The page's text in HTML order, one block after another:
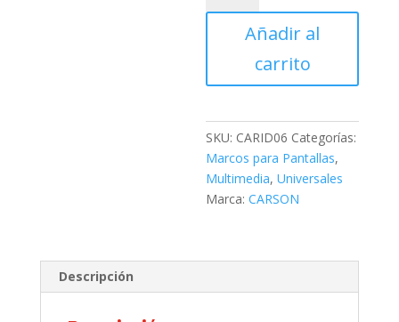
9"
Carson
cantidad
Añadir al
carrito
SKU: CARID06 Categorías:
Marcos para Pantallas,
Multimedia,Universales
Marca:CARSON
Descripción